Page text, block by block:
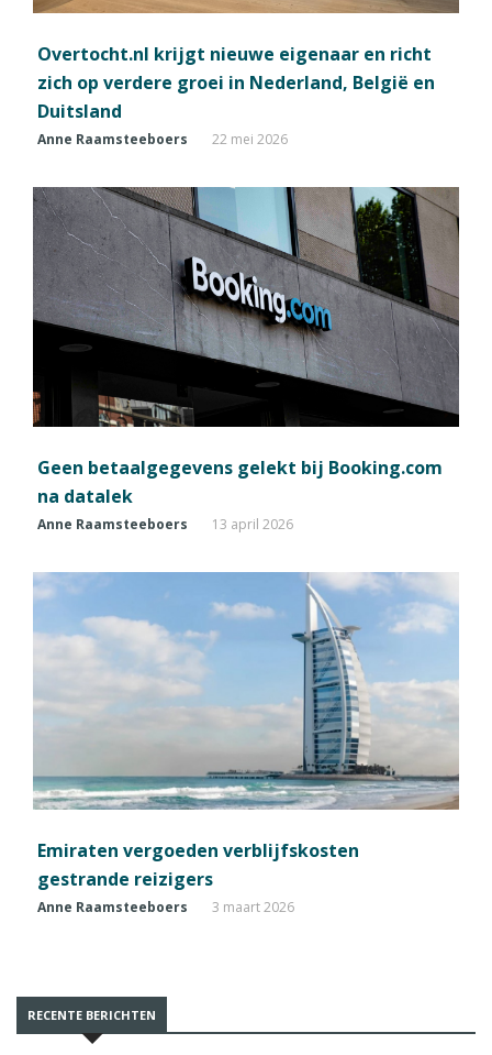
Overtocht.nl krijgt nieuwe eigenaar en richt
zich op verdere groei in Nederland, België en
Duitsland
Anne Raamsteeboers 22 mei 2026
Geen betaalgegevens gelekt bij Booking.com
na datalek
Anne Raamsteeboers 13 april 2026
Emiraten vergoeden verblijfskosten
gestrande reizigers
Anne Raamsteeboers 3 maart 2026
RECENTE BERICHTEN